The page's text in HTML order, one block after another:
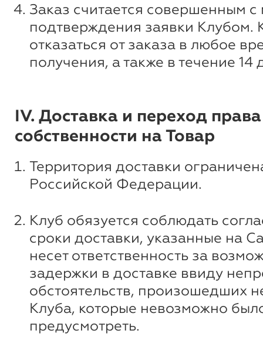
Заказ считается совершенным с
подтверждения заявки Клубом.
отказаться от заказа в любое
получения, а также в течение 14
IV. Доставка и переход права
собственности на Товар
Территория доставки
Российской Федерации.
Клуб обязуется соблюдать
сроки доставки, указанные на
несет ответственность за
задержки в доставке ввиду
обстоятельств, произошедших
Клуба, которые невозможно
предусмотреть.